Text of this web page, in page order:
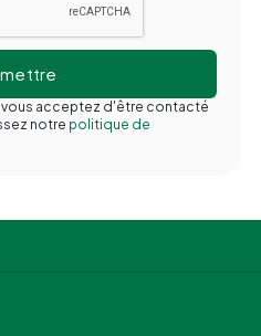
vous acceptez d'être contacté
notre politique de